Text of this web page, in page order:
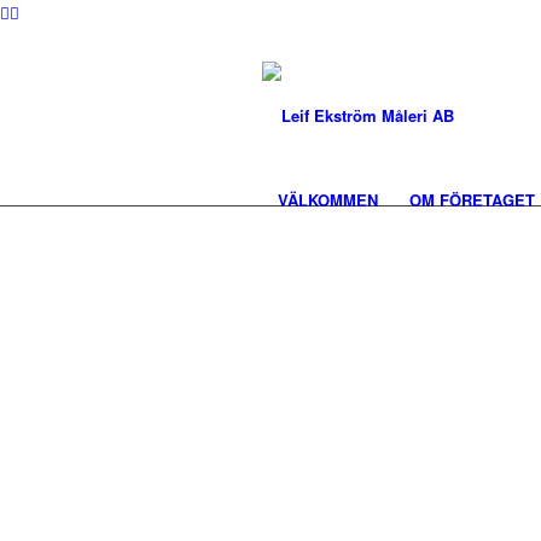
VÄLKOMMEN OM FÖRETAGET